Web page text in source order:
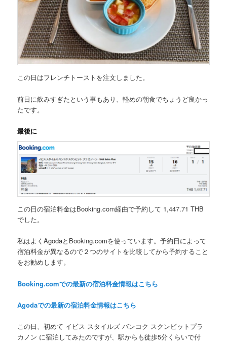
この日はフレンチトーストを注文しました。
前日に飲みすぎたという事もあり、軽めの朝食でちょうど良かっ
たです。
最後に
この日の宿泊料金はBooking.com経由で予約して 1,447.71 THB
でした。
私はよくAgodaとBooking.comを使っています。予約日によって
宿泊料金が異なるので２つのサイトを比較してから予約すること
をお勧めします。
Booking.comでの最新の宿泊料金情報はこちら
Agodaでの最新の宿泊料金情報はこちら
この日、初めて イビス スタイルズ バンコク スクンビットプラ
カノン に宿泊してみたのですが、駅からも徒歩5分くらいで付